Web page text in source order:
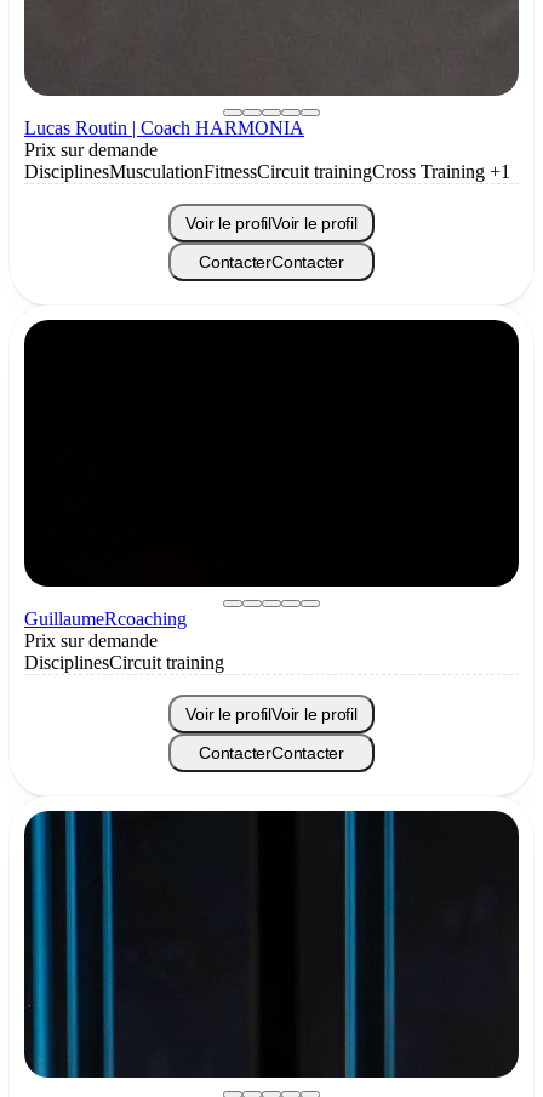
Lucas Routin | Coach HARMONIA
Prix sur demande
DisciplinesMusculationFitnessCircuit trainingCross Training +1
Voir le profilVoir le profil
ContacterContacter
GuillaumeRcoaching
Prix sur demande
DisciplinesCircuit training
Voir le profilVoir le profil
ContacterContacter